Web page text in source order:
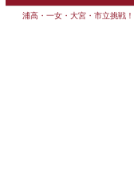
浦高・一女・大宮・市立挑戦